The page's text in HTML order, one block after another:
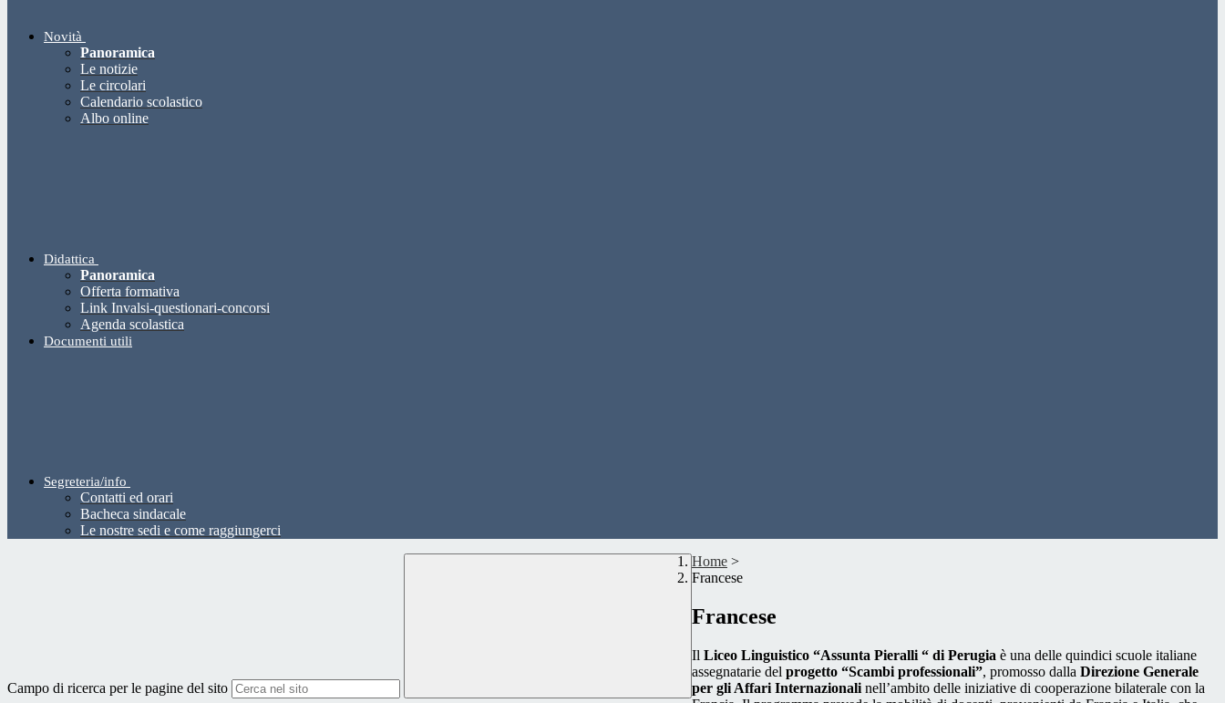
Novità
Panoramica
Le notizie
Le circolari
Calendario scolastico
Albo online
Didattica
Panoramica
Offerta formativa
Link Invalsi-questionari-concorsi
Agenda scolastica
Documenti utili
Segreteria/info
Contatti ed orari
Bacheca sindacale
Le nostre sedi e come raggiungerci
Campo di ricerca per le pagine del sito
Home >
Francese
Francese
Il Liceo Linguistico “Assunta Pieralli “ di Perugia è una delle quindici scuole italiane
assegnatarie del progetto “Scambi professionali”, promosso dalla Direzione Generale
per gli Affari Internazionali nell’ambito delle iniziative di cooperazione bilaterale con la